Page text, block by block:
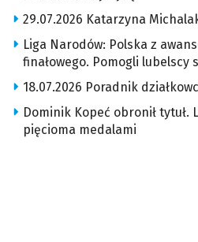
29.07.2026 Katarzyna
Liga Narodów: Polska z
finałowego. Pomogli lubelscy
18.07.2026 Poradnik
Dominik Kopeć obronił tytuł.
pięcioma medalami